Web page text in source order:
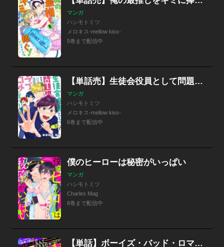
マンガ
ハシモトミツ
メロキス-mellow kiss-
5巻まで配信中
【単話売】生徒会役員として問題児を更生させていたら何故かラブコメになっていた件
マンガ
ハシモトミツ
メロキス-mellow kiss-
6巻まで配信中
僕のヒーローは秘密がいっぱい
マンガ
ハシモトミツ
Charles Mag
6巻まで配信中
【単話】ボーイズ・バッド・ロマンス！